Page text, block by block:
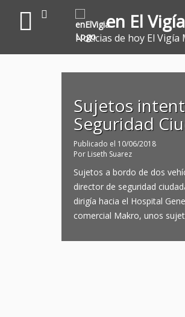
en El Vigía
Noticias de hoy El Vigía
Sujetos
Seguridad
Publicado el 10/06/2018
Por Liseth Suarez
Sujetos a bordo de dos
director de seguridad
dirigía hacia el Hospital
comercial Makro, unos